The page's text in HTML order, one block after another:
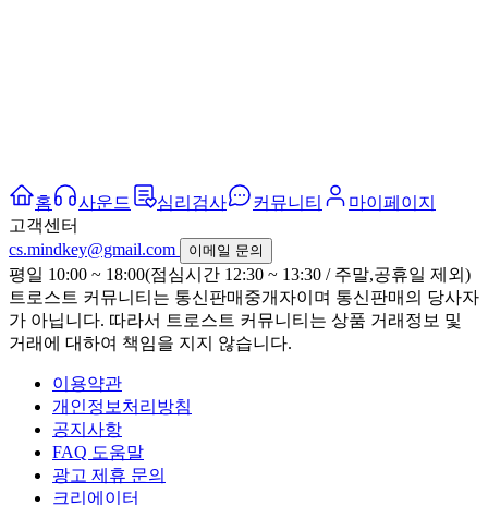
홈 사운드 심리검사 커뮤니티
마이페이지
고객센터
cs.mindkey@gmail.com
이메일 문의
평일 10:00 ~ 18:00(점심시간 12:30 ~ 13:30 / 주말,공휴일 제외)
트로스트 커뮤니티는 통신판매중개자이며 통신판매의 당사자
가 아닙니다. 따라서 트로스트 커뮤니티는 상품 거래정보 및
거래에 대하여 책임을 지지 않습니다.
이용약관
개인정보처리방침
공지사항
FAQ 도움말
광고 제휴 문의
크리에이터